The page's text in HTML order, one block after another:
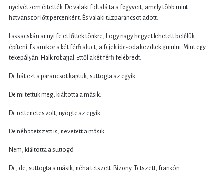
nyelvét sem értették. De valaki föltalálta a fegyvert, amely több mint
hatvanszor lőtt percenként. És valaki tűzparancsot adott.
Lassacskán annyi fejet lőttek tönkre, hogy nagy hegyet lehetett belőlük
építeni. És amikor a két férfi aludt, a fejek ide-oda kezdtek gurulni. Mint egy
tekepályán. Halk robajjal. Ettől a két férfi felébredt.
De hát ezt a parancsot kaptuk, suttogta az egyik.
De mi tettük meg, kiáltotta a másik.
De rettenetes volt, nyögte az egyik.
De néha tetszett is, nevetett a másik.
Nem, kiáltotta a suttogó.
De, de, suttogta a másik, néha tetszett. Bizony. Tetszett, frankón.